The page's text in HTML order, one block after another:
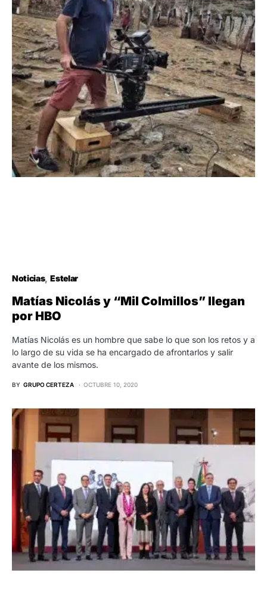
Noticias Estelar
Matías Nicolás y “Mil Colmillos” llegan
por HBO
Matías Nicolás es un hombre que sabe lo que son los retos y a
lo largo de su vida se ha encargado de afrontarlos y salir
avante de los mismos.
BY GRUPO CERTEZA OCTUBRE 10, 2020